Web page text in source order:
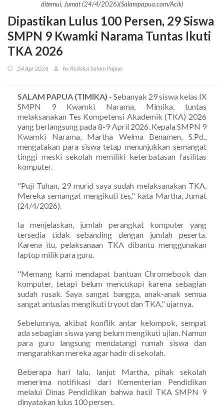
ditemui, Jumat (24/4/2026)(Salampapua.com/Acik)
Dipastikan Lulus 100 Persen, 29 Siswa
SMPN 9 Kwamki Narama Tuntas Ikuti
TKA 2026
24 Apr 2026 by Redaksi Salam Papua
SALAM PAPUA (TIMIKA) - Sebanyak 29 siswa kelas IX
SMPN 9 Kwamki Narama, Mimika, tuntas
melaksanakan Tes Kompetensi Akademik (TKA) 2026
yang berlangsung pada 8-9 April 2026. Kepala SMPN 9
Kwamki Narama, Martha Welma Benamen, S.Pd.,
mengatakan para siswa tetap menunjukkan semangat
tinggi meski sekolah memiliki keterbatasan fasilitas
komputer.
"Puji Tuhan, 29 murid saya sudah melaksanakan TKA.
Mereka semangat mengikuti tes," kata Martha, Jumat
(24/4/2026).
Ia menjelaskan, jumlah perangkat komputer yang
tersedia tidak sebanding dengan jumlah peserta.
Karena itu, pelaksanaan TKA dibantu menggunakan
laptop milik para guru.
"Memang kami mendapat bantuan Chromebook dan
komputer, tetapi belum mencukupi karena sebagian
sudah rusak. Saya sangat bangga, anak-anak semua
sangat antusias mengikuti tryout dan TKA," ujarnya.
Sebelumnya, akibat konflik antar kelompok, sempat
ada sebagian siswa yang belum mengikuti ujian. Namun
para guru langsung mendatangi rumah siswa dan
mengarahkan mereka agar hadir di sekolah.
Beberapa hari lalu, lanjut Martha, pihak sekolah
menerima notifikasi dari Kementerian Pendidikan
melalui Dinas Pendidikan bahwa hasil TKA SMPN 9
dinyatakan lulus 100 persen.